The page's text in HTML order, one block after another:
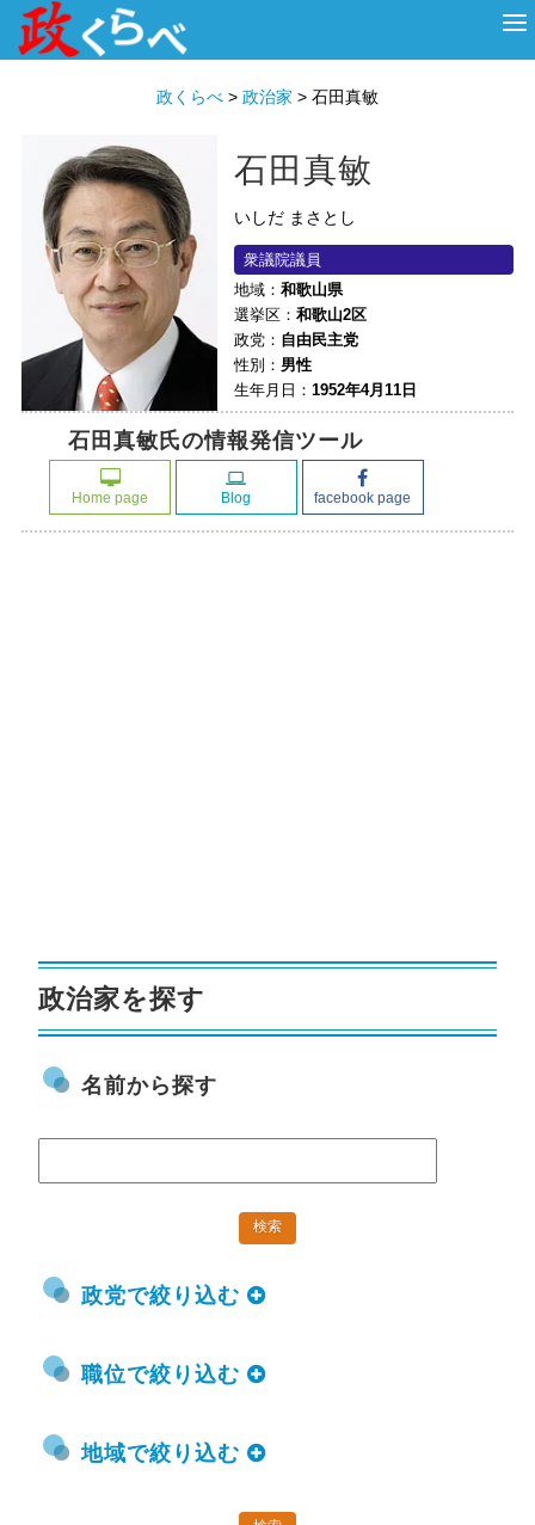
政くらべ > 政治家 > 石田真敏
石田真敏
いしだ まさとし
衆議院議員
地域： 和歌山県
選挙区： 和歌山2区
政党： 自由民主党
性別： 男性
生年月日： 1952年4月11日
石田真敏氏の情報発信ツール
Home page Blog facebook page
政治家を探す
名前から探す
政党で絞り込む
職位で絞り込む
地域で絞り込む